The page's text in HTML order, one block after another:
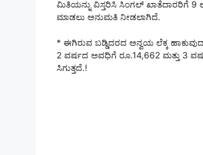
ಮಿತಿಯನ್ನು ವಿಸ್ತರಿಸಿ ಸಿಂಗಲ್ ಖಾತೆದಾರರಿಗೆ 9
ಮಾಡಲು ಅನುಮತಿ ನೀಡಲಾಗಿದೆ.
* ಈಗಿರುವ ಬಡ್ಡಿದರದ ಅನ್ವಯ ಲೆಕ್ಕ
2 ವರ್ಷದ ಅವಧಿಗೆ ರೂ.14,662 ಮತ್ತು 3
ಸಿಗುತ್ತದೆ.!